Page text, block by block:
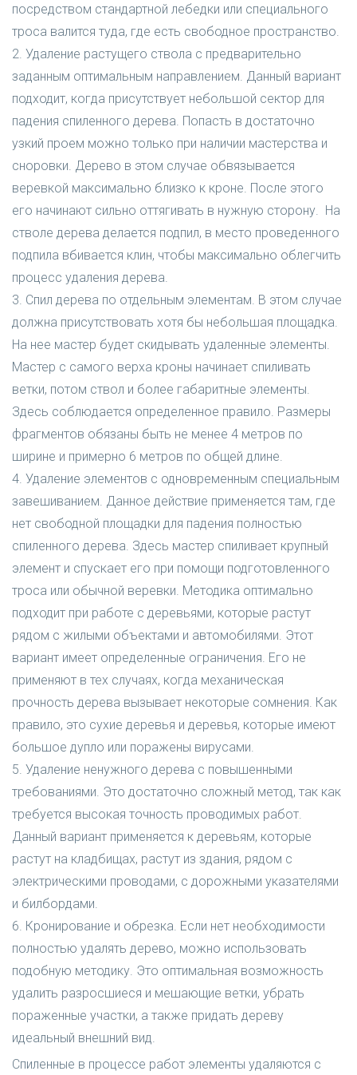
посредством стандартной лебедки или специального
троса валится туда, где есть свободное пространство.
2. Удаление растущего ствола с предварительно
заданным оптимальным направлением. Данный вариант
подходит, когда присутствует небольшой сектор для
падения спиленного дерева. Попасть в достаточно
узкий проем можно только при наличии мастерства и
сноровки. Дерево в этом случае обвязывается
веревкой максимально близко к кроне. После этого
его начинают сильно оттягивать в нужную сторону. На
стволе дерева делается подпил, в место проведенного
подпила вбивается клин, чтобы максимально облегчить
процесс удаления дерева.
3. Спил дерева по отдельным элементам. В этом случае
должна присутствовать хотя бы небольшая площадка.
На нее мастер будет скидывать удаленные элементы.
Мастер с самого верха кроны начинает спиливать
ветки, потом ствол и более габаритные элементы.
Здесь соблюдается определенное правило. Размеры
фрагментов обязаны быть не менее 4 метров по
ширине и примерно 6 метров по общей длине.
4. Удаление элементов с одновременным специальным
завешиванием. Данное действие применяется там, где
нет свободной площадки для падения полностью
спиленного дерева. Здесь мастер спиливает крупный
элемент и спускает его при помощи подготовленного
троса или обычной веревки. Методика оптимально
подходит при работе с деревьями, которые растут
рядом с жилыми объектами и автомобилями. Этот
вариант имеет определенные ограничения. Его не
применяют в тех случаях, когда механическая
прочность дерева вызывает некоторые сомнения. Как
правило, это сухие деревья и деревья, которые имеют
большое дупло или поражены вирусами.
5. Удаление ненужного дерева с повышенными
требованиями. Это достаточно сложный метод, так как
требуется высокая точность проводимых работ.
Данный вариант применяется к деревьям, которые
растут на кладбищах, растут из здания, рядом с
электрическими проводами, с дорожными указателями
и билбордами.
6. Кронирование и обрезка. Если нет необходимости
полностью удалять дерево, можно использовать
подобную методику. Это оптимальная возможность
удалить разросшиеся и мешающие ветки, убрать
пораженные участки, а также придать дереву
идеальный внешний вид.
Спиленные в процессе работ элементы удаляются с